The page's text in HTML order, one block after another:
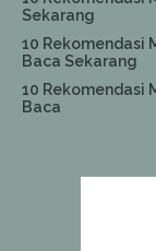
Sekarang
10 Rekomendasi
Baca Sekarang
10 Rekomendasi
Baca